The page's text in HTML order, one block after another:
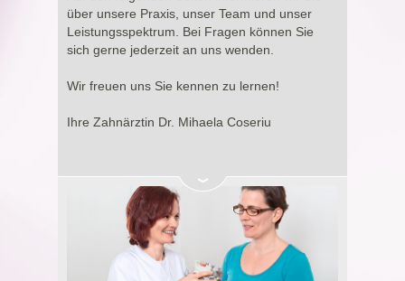
über unsere Praxis, unser Team und unser
Leistungsspektrum. Bei Fragen können Sie
sich gerne jederzeit an uns wenden.
Wir freuen uns Sie kennen zu lernen!
Ihre Zahnärztin Dr. Mihaela Coseriu